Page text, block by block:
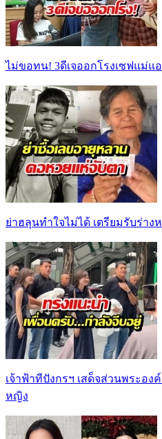
ไม่ขอทน! 3ดีเจออกโรงเซฟแม่
ย่าฮลุนทำใจไม่ได้ เตรียมรับร่าง
เจ้าฟ้าทีปังกรฯ เสด็จส่วนพระอ
หญิง